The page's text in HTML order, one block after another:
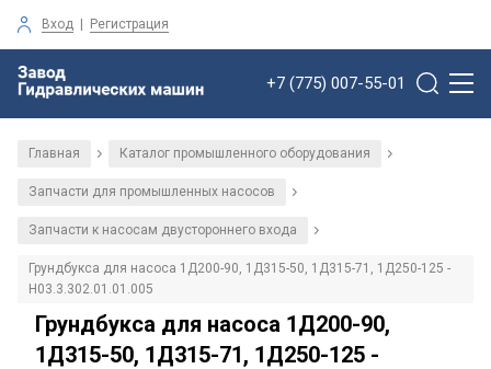
Вход | Регистрация
+7 (775) 007-55-01
Главная / Каталог промышленного оборудования /
Запчасти для промышленных насосов /
Запчасти к насосам двустороннего входа /
Грундбукса для насоса 1Д200-90, 1Д315-50, 1Д315-71, 1Д250-125 -
Н03.3.302.01.01.005
Грундбукса для насоса 1Д200-90,
1Д315-50, 1Д315-71, 1Д250-125 -